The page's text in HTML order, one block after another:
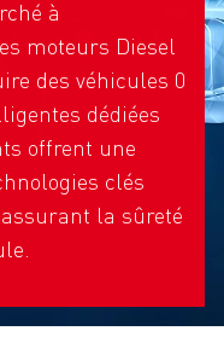
à
moteurs Diesel
des véhicules 0
dédiées
offrent une
clés
la sûreté